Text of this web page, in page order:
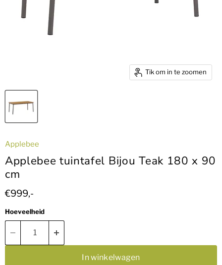
Tik om in te zoomen
Applebee
Applebee tuintafel Bijou Teak 180 x 90
cm
Huidige prijs
€999,-
Hoeveelheid
In winkelwagen